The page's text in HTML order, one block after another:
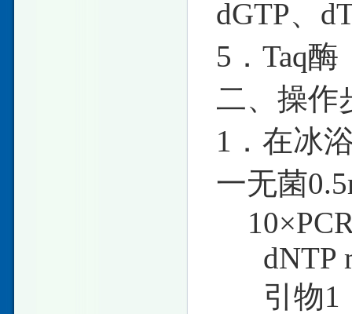
dGTP、
5．Taq酶
二、操作
1．在冰
一无菌
引物